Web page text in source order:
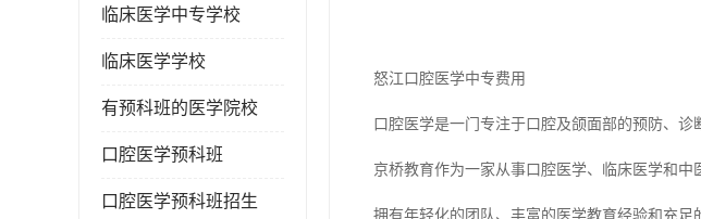
临床医学中专学校
临床医学学校
有预科班的医学院校
口腔医学预科班
口腔医学预科班招生
怒江口腔医学中专费用
口腔医学是一门专注于口腔及颌面部的预防、
京桥教育作为一家从事口腔医学、临床医学和
拥有年轻化的团队、丰富的医学教育经验和充